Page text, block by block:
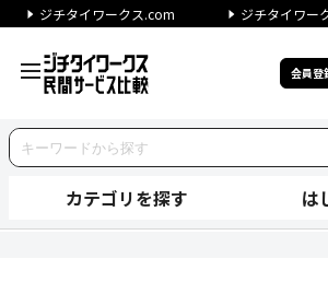
ジチタイワークス.com ジチタイワー
会員登
カテゴリを探す は